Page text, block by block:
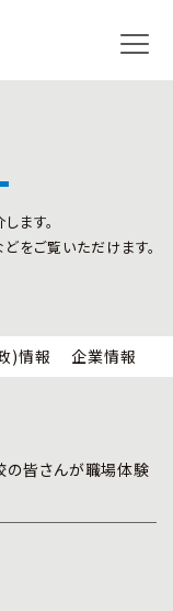
ビス
クル法
ます。
をご覧いただけます。
)情報 企業情報
の皆さんが職場体験